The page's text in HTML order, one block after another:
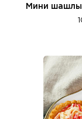
Мини